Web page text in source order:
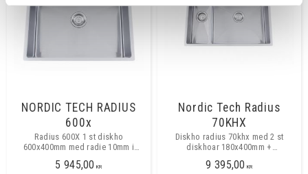
NORDIC TECH RADIUS
600x
Radius 600X 1 st diskho
600x400mm med radie 10mm i
planmontering. Minsta skåpbredd
5 945,00 KR
Nordic Tech Radius
70KHX
Diskho radius 70khx med 2 st
diskhoar 180x400mm +
med stor ho till höger. Finns även
9 395,00 KR